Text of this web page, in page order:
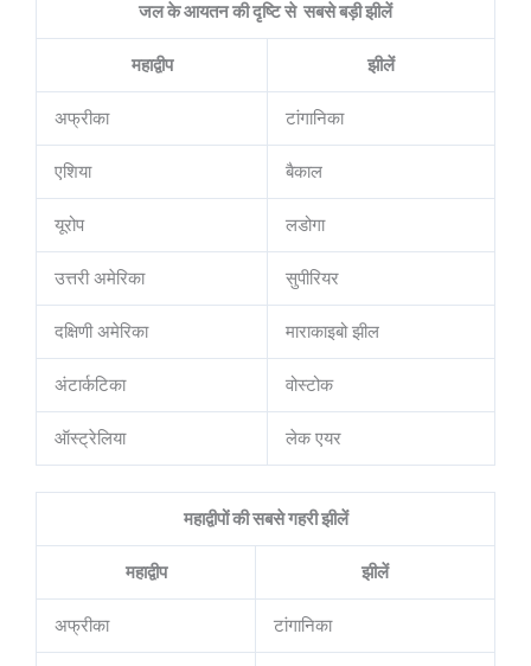
जल के आयतन की दृष्टि से सबसे बड़ी झीलें
महाद्वीप झीलें
अफ्रीका टांगानिका
एशिया बैकाल
यूरोप लडोगा
उत्तरी अमेरिका सुपीरियर
दक्षिणी अमेरिका माराकाइबो झील
अंटार्कटिका वोस्टोक
ऑस्ट्रेलिया लेक एयर
महाद्वीपों की सबसे गहरी झीलें
महाद्वीप झीलें
अफ्रीका टांगानिका